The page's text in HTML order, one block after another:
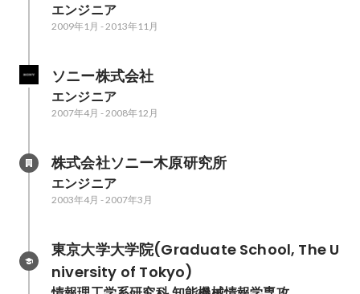
エンジニア
2009年1月 -2013年11月
ソニー株式会社
エンジニア
2007年4月 -2008年12月
株式会社ソニー木原研究所
エンジニア
2003年4月 -2007年3月
東京大学大学院(Graduate School, The U
niversity of Tokyo)